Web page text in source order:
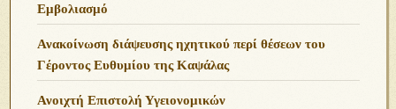
Εμβολιασμό
Ανακοίνωση διάψευσης ηχητικού περί θέσεων του
Γέροντος Ευθυμίου της Καψάλας
Ανοιχτή Επιστολή Υγειονομικών